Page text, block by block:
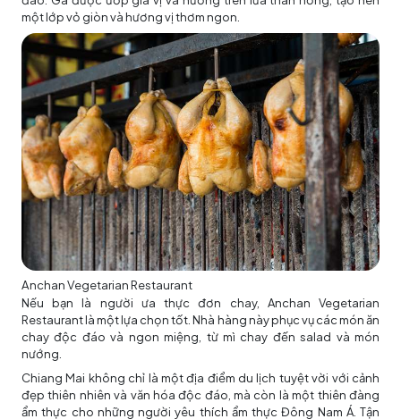
một lớp vỏ giòn và hương vị thơm ngon.
Anchan Vegetarian Restaurant
Nếu bạn là người ưa thực đơn chay, Anchan Vegetarian
Restaurant là một lựa chọn tốt. Nhà hàng này phục vụ các món ăn
chay độc đáo và ngon miệng, từ mì chay đến salad và món
nướng.
Chiang Mai không chỉ là một địa điểm du lịch tuyệt vời với cảnh
đẹp thiên nhiên và văn hóa độc đáo, mà còn là một thiên đàng
ẩm thực cho những người yêu thích ẩm thực Đông Nam Á. Tận